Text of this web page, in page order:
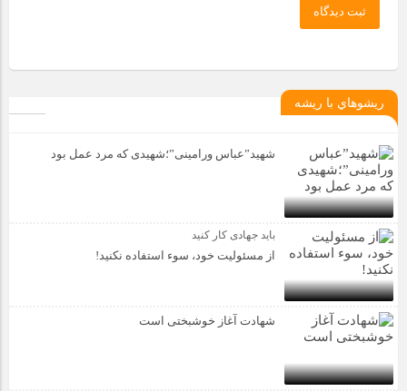
ثبت دیدگاه
ريشوهاي با ريشه
شهید”عباس ورامینی”؛شهیدی که مرد عمل بود
باید جهادی کار کنید
از مسئولیت خود، سوء استفاده نکنید!
شهادت آغاز خوشبختی است